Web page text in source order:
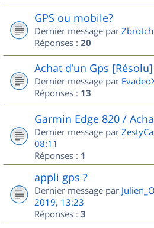
GPS ou mobile?
Dernier message par Zbrotch
Réponses : 20
Achat d'un Gps [Résolu]
Dernier message par
Réponses : 13
Garmin Edge 820 /
Dernier message par
08:11
Réponses : 1
appli gps ?
Dernier message par
2019, 13:23
Réponses : 3